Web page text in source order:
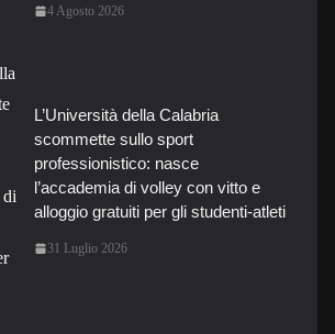
4 Agosto 2026
L’Università della Calabria
scommette sullo sport
professionistico: nasce
l’accademia di volley con vitto e
alloggio gratuiti per gli studenti-atleti
31 Luglio 2026